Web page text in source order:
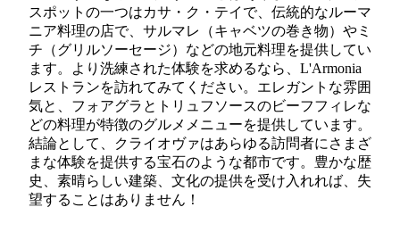
スポットの一つはカサ・ク・テイで、伝統的なルーマ
ニア料理の店で、サルマレ（キャベツの巻き物）やミ
チ（グリルソーセージ）などの地元料理を提供してい
ます。より洗練された体験を求めるなら、L'Armonia
レストランを訪れてみてください。エレガントな雰囲
気と、フォアグラとトリュフソースのビーフフィレな
どの料理が特徴のグルメメニューを提供しています。
結論として、クライオヴァはあらゆる訪問者にさまざ
まな体験を提供する宝石のような都市です。豊かな歴
史、素晴らしい建築、文化の提供を受け入れれば、失
望することはありません！